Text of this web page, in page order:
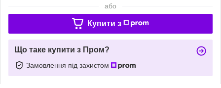
або
Купити з
Що таке купити з Пром?
Замовлення під захистом